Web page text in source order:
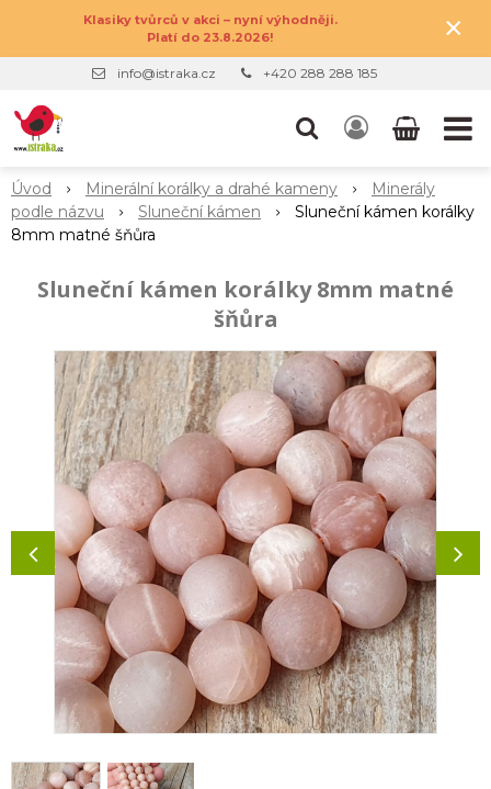
Klasiky tvůrců v akci – nyní výhodněji.
Platí do 23.8.2026!
×
info@istraka.cz +420 288 288 185
Úvod Minerální korálky a drahé kameny
Minerály
podle názvu
Sluneční kámen
Sluneční kámen korálky
8mm matné šňůra
Sluneční kámen korálky 8mm matné
šňůra